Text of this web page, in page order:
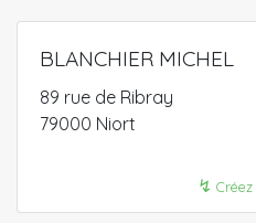
BLANCHIER MICHEL
89 rue de Ribray
79000 Niort
↯